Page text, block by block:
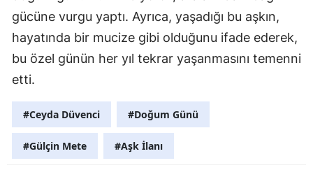
gücüne vurgu yaptı. Ayrıca, yaşadığı bu aşkın,
hayatında bir mucize gibi olduğunu ifade ederek,
bu özel günün her yıl tekrar yaşanmasını temenni
etti.
#Ceyda Düvenci #Doğum Günü
#Gülçin Mete #Aşk İlanı